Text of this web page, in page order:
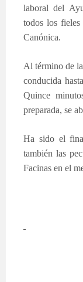
laboral del
todos los
Canónica.
Al término de
conducida
Quince
preparada, se
Ha sido el
también las
Facinas en el